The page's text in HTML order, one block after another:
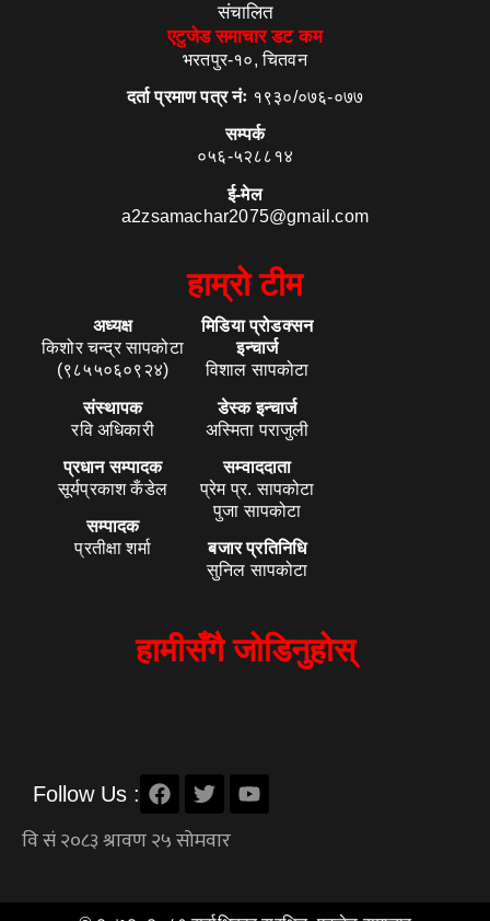
संचालित
एटुजेड समाचार डट कम
भरतपुर-१०, चितवन
दर्ता प्रमाण पत्र नंः १९३०/०७६-०७७
सम्पर्क
०५६-५२८८१४
ई-मेल
a2zsamachar2075@gmail.com
हाम्रो टीम
अध्यक्ष
किशोर चन्द्र सापकोटा
(९८५५०६०९२४)
संस्थापक
रवि अधिकारी
प्रधान सम्पादक
सूर्यप्रकाश कँडेल
सम्पादक
प्रतीक्षा शर्मा
मिडिया प्रोडक्सन
इन्चार्ज
विशाल सापकोटा
डेस्क इन्चार्ज
अस्मिता पराजुली
सम्वाददाता
प्रेम प्र. सापकोटा
पुजा सापकोटा
बजार प्रतिनिधि
सुनिल सापकोटा
हामीसँगै जोडिनुहोस्
Follow Us :